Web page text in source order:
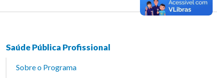
Saúde Pública Profissional
Sobre o Programa